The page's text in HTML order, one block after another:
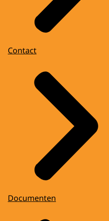
Contact
Documenten